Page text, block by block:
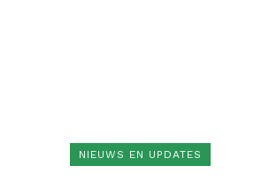
NIEUWS EN UPDATES